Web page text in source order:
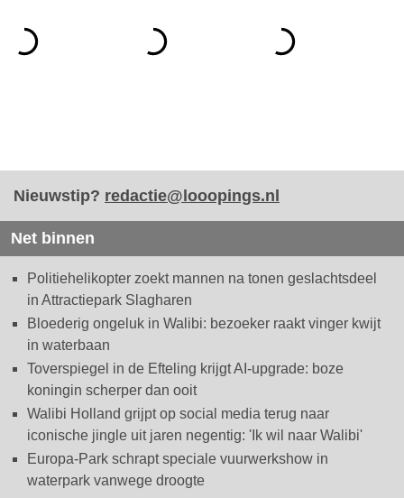
Nieuwstip? redactie@looopings.nl
Net binnen
Politiehelikopter zoekt mannen na tonen geslachtsdeel
in Attractiepark Slagharen
Bloederig ongeluk in Walibi: bezoeker raakt vinger kwijt
in waterbaan
Toverspiegel in de Efteling krijgt AI-upgrade: boze
koningin scherper dan ooit
Walibi Holland grijpt op social media terug naar
iconische jingle uit jaren negentig: 'Ik wil naar Walibi'
Europa-Park schrapt speciale vuurwerkshow in
waterpark vanwege droogte